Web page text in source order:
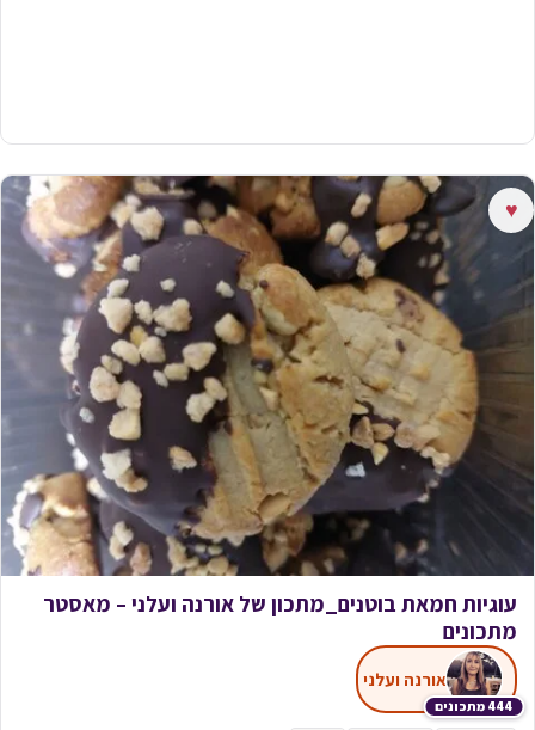
♥
עוגיות חמאת בוטנים_מתכון של אורנה ועלני – מאסטר
מתכונים
444 מתכונים
אורנה ועלני